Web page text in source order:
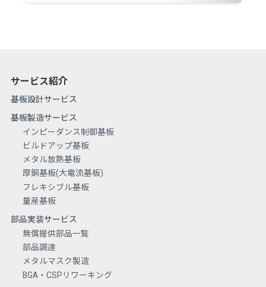
サービス紹介
基板設計サービス
基板製造サービス
インピーダンス制御基板
ビルドアップ基板
メタル放熱基板
厚銅基板(大電流基板)
フレキシブル基板
量産基板
部品実装サービス
無償提供部品一覧
部品調達
メタルマスク製造
BGA・CSPリワーキング